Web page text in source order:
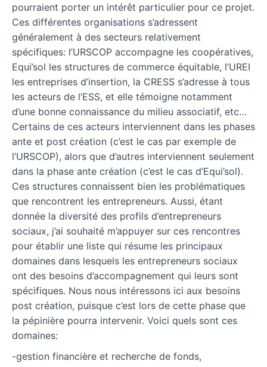
pourraient porter un intérêt particulier pour ce projet.
Ces différentes organisations s’adressent
généralement à des secteurs relativement
spécifiques: l’URSCOP accompagne les coopératives,
Equi’sol les structures de commerce équitable, l’UREI
les entreprises d’insertion, la CRESS s’adresse à tous
les acteurs de l’ESS, et elle témoigne notamment
d’une bonne connaissance du milieu associatif, etc…
Certains de ces acteurs interviennent dans les phases
ante et post création (c’est le cas par exemple de
l’URSCOP), alors que d’autres interviennent seulement
dans la phase ante création (c’est le cas d’Equi’sol).
Ces structures connaissent bien les problématiques
que rencontrent les entrepreneurs. Aussi, étant
donnée la diversité des profils d’entrepreneurs
sociaux, j’ai souhaité m’appuyer sur ces rencontres
pour établir une liste qui résume les principaux
domaines dans lesquels les entrepreneurs sociaux
ont des besoins d’accompagnement qui leurs sont
spécifiques. Nous nous intéressons ici aux besoins
post création, puisque c’est lors de cette phase que
la pépinière pourra intervenir. Voici quels sont ces
domaines:
-gestion financière et recherche de fonds,